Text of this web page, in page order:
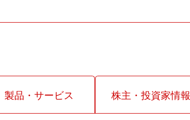
製品・サービス 株主・投資家情報